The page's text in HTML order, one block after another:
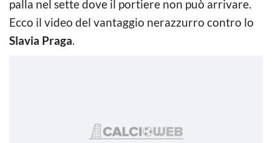
palla nel sette dove il portiere non può arrivare.
Ecco il video del vantaggio nerazzurro contro lo
Slavia Praga.